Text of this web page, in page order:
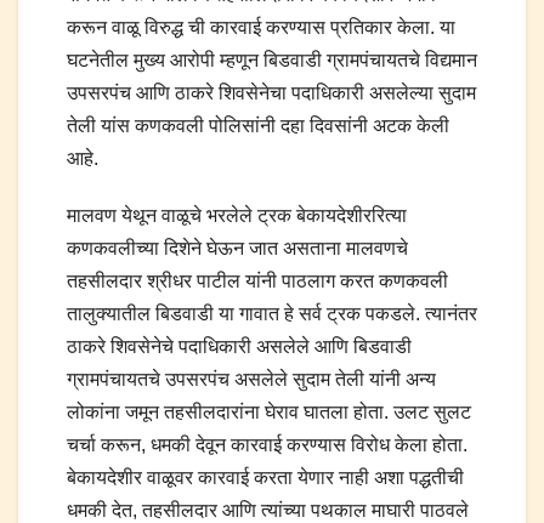
करून वाळू विरुद्ध ची कारवाई करण्यास प्रतिकार केला. या
घटनेतील मुख्य आरोपी म्हणून बिडवाडी ग्रामपंचायतचे विद्यमान
उपसरपंच आणि ठाकरे शिवसेनेचा पदाधिकारी असलेल्या सुदाम
तेली यांस कणकवली पोलिसांनी दहा दिवसांनी अटक केली
आहे.
मालवण येथून वाळूचे भरलेले ट्रक बेकायदेशीररित्या
कणकवलीच्या दिशेने घेऊन जात असताना मालवणचे
तहसीलदार श्रीधर पाटील यांनी पाठलाग करत कणकवली
तालुक्यातील बिडवाडी या गावात हे सर्व ट्रक पकडले. त्यानंतर
ठाकरे शिवसेनेचे पदाधिकारी असलेले आणि बिडवाडी
ग्रामपंचायतचे उपसरपंच असलेले सुदाम तेली यांनी अन्य
लोकांना जमून तहसीलदारांना घेराव घातला होता. उलट सुलट
चर्चा करून, धमकी देवून कारवाई करण्यास विरोध केला होता.
बेकायदेशीर वाळूवर कारवाई करता येणार नाही अशा पद्धतीची
धमकी देत, तहसीलदार आणि त्यांच्या पथकाल माघारी पाठवले